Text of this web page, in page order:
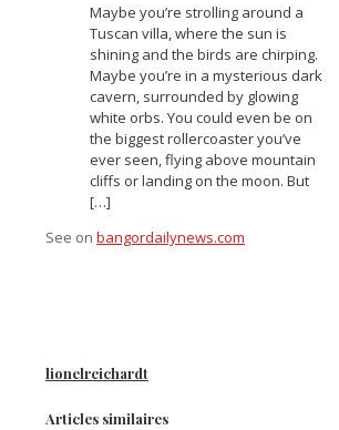
Maybe you’re strolling around a
Tuscan villa, where the sun is
shining and the birds are chirping.
Maybe you’re in a mysterious dark
cavern, surrounded by glowing
white orbs. You could even be on
the biggest rollercoaster you’ve
ever seen, flying above mountain
cliffs or landing on the moon. But
[…]
See on bangordailynews.com
lionelreichardt
Articles similaires